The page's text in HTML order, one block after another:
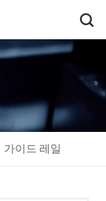
가이드 레일